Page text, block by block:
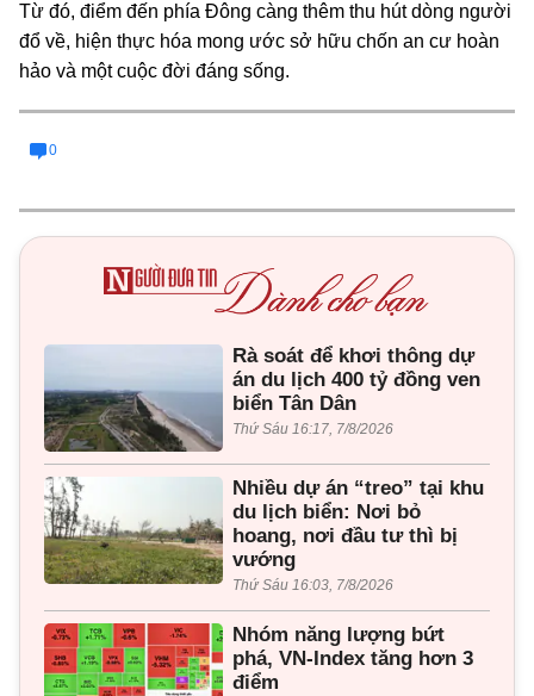
Từ đó, điểm đến phía Đông càng thêm thu hút dòng người
đổ về, hiện thực hóa mong ước sở hữu chốn an cư hoàn
hảo và một cuộc đời đáng sống.
0
Rà soát để khơi thông dự
án du lịch 400 tỷ đồng ven
biển Tân Dân
Thứ Sáu 16:17, 7/8/2026
Nhiều dự án “treo” tại khu
du lịch biển: Nơi bỏ
hoang, nơi đầu tư thì bị
vướng
Thứ Sáu 16:03, 7/8/2026
Nhóm năng lượng bứt
phá, VN-Index tăng hơn 3
điểm